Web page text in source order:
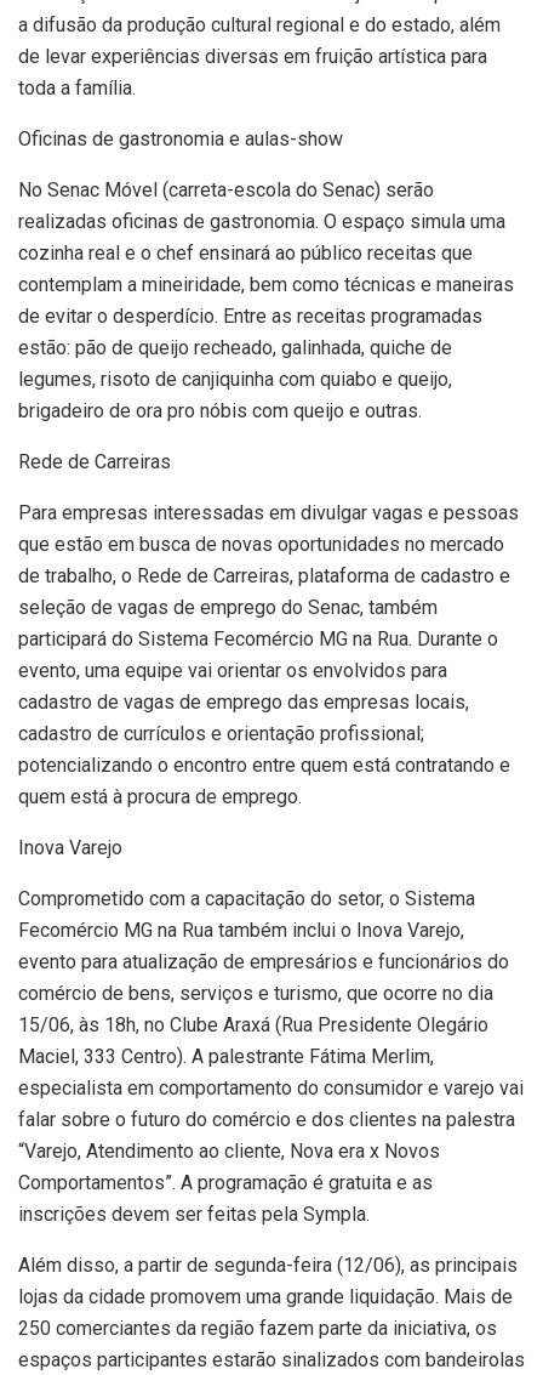
a difusão da produção cultural regional e do estado, além
de levar experiências diversas em fruição artística para
toda a família.
Oficinas de gastronomia e aulas-show
No Senac Móvel (carreta-escola do Senac) serão
realizadas oficinas de gastronomia. O espaço simula uma
cozinha real e o chef ensinará ao público receitas que
contemplam a mineiridade, bem como técnicas e maneiras
de evitar o desperdício. Entre as receitas programadas
estão: pão de queijo recheado, galinhada, quiche de
legumes, risoto de canjiquinha com quiabo e queijo,
brigadeiro de ora pro nóbis com queijo e outras.
Rede de Carreiras
Para empresas interessadas em divulgar vagas e pessoas
que estão em busca de novas oportunidades no mercado
de trabalho, o Rede de Carreiras, plataforma de cadastro e
seleção de vagas de emprego do Senac, também
participará do Sistema Fecomércio MG na Rua. Durante o
evento, uma equipe vai orientar os envolvidos para
cadastro de vagas de emprego das empresas locais,
cadastro de currículos e orientação profissional;
potencializando o encontro entre quem está contratando e
quem está à procura de emprego.
Inova Varejo
Comprometido com a capacitação do setor, o Sistema
Fecomércio MG na Rua também inclui o Inova Varejo,
evento para atualização de empresários e funcionários do
comércio de bens, serviços e turismo, que ocorre no dia
15/06, às 18h, no Clube Araxá (Rua Presidente Olegário
Maciel, 333 Centro). A palestrante Fátima Merlim,
especialista em comportamento do consumidor e varejo vai
falar sobre o futuro do comércio e dos clientes na palestra
“Varejo, Atendimento ao cliente, Nova era x Novos
Comportamentos”. A programação é gratuita e as
inscrições devem ser feitas pela Sympla.
Além disso, a partir de segunda-feira (12/06), as principais
lojas da cidade promovem uma grande liquidação. Mais de
250 comerciantes da região fazem parte da iniciativa, os
espaços participantes estarão sinalizados com bandeirolas